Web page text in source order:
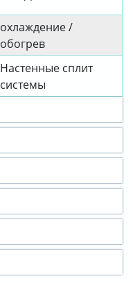
охлаждение /
обогрев
Настенные сплит
системы